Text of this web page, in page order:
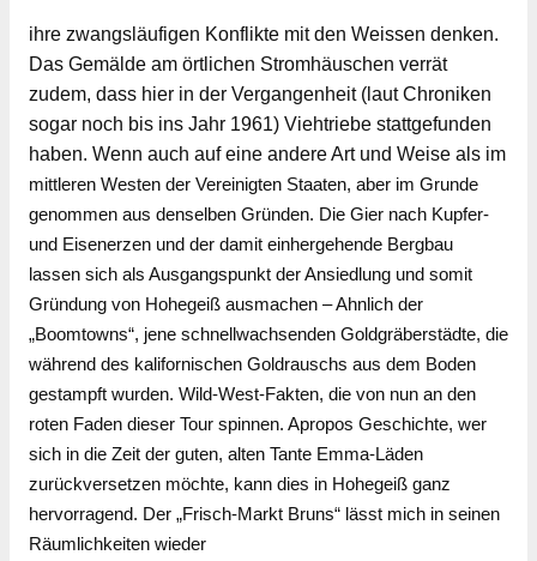
ihre zwangsläufigen Konflikte mit den Weissen denken.
Das Gemälde am örtlichen Stromhäuschen verrät
zudem, dass hier in der Vergangenheit (laut Chroniken
sogar noch bis ins Jahr 1961) Viehtriebe stattgefunden
haben. Wenn auch auf eine andere Art und Weise als im
mittleren Westen der Vereinigten Staaten, aber im Grunde
genommen aus denselben Gründen. Die Gier nach Kupfer-
und Eisenerzen und der damit einhergehende Bergbau
lassen sich als Ausgangspunkt der Ansiedlung und somit
Gründung von Hohegeiß ausmachen – Ahnlich der
„Boomtowns“, jene schnellwachsenden Goldgräberstädte, die
während des kalifornischen Goldrauschs aus dem Boden
gestampft wurden. Wild-West-Fakten, die von nun an den
roten Faden dieser Tour spinnen. Apropos Geschichte, wer
sich in die Zeit der guten, alten Tante Emma-Läden
zurückversetzen möchte, kann dies in Hohegeiß ganz
hervorragend. Der „Frisch-Markt Bruns“ lässt mich in seinen
Räumlichkeiten wieder